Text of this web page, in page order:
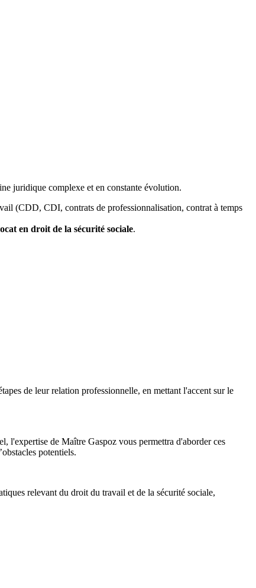
juridique complexe et en constante évolution.
(CDD, CDI, contrats de professionnalisation, contrat à temps
en droit de la sécurité sociale.
de leur relation professionnelle, en mettant l'accent sur le
l'expertise de Maître Gaspoz vous permettra d'aborder ces
potentiels.
relevant du droit du travail et de la sécurité sociale,